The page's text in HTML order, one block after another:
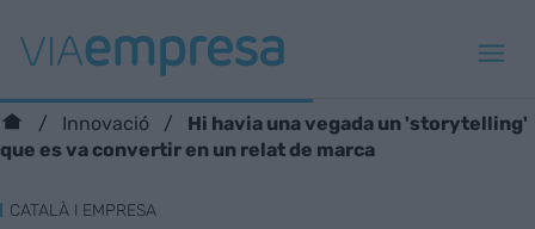
Innovació
Hi havia una vegada un 'storytelling'
que es va convertir en un relat de marca
CATALÀ I EMPRESA